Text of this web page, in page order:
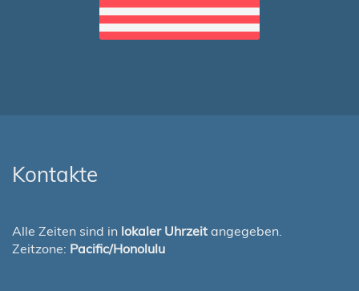
Kontakte
Alle Zeiten sind in lokaler Uhrzeit angegeben.
Zeitzone: Pacific/Honolulu